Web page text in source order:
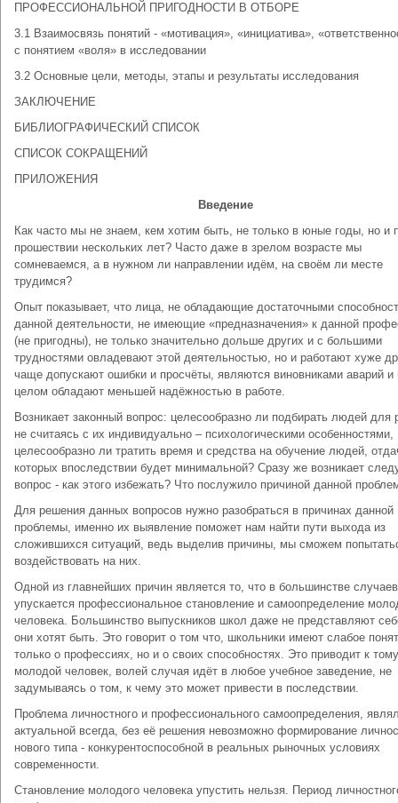
ПРОФЕССИОНАЛЬНОЙ ПРИГОДНОСТИ В ОТБОРЕ
3.1 Взаимосвязь понятий - «мотивация», «инициатива»,
с понятием «воля» в исследовании
3.2 Основные цели, методы, этапы и результаты исследования
ЗАКЛЮЧЕНИЕ
БИБЛИОГРАФИЧЕСКИЙ СПИСОК
СПИСОК СОКРАЩЕНИЙ
ПРИЛОЖЕНИЯ
Введение
Как часто мы не знаем, кем хотим быть, не только в юные годы, но и
прошествии нескольких лет? Часто даже в зрелом возрасте мы
сомневаемся, а в нужном ли направлении идём, на своём ли месте
трудимся?
Опыт показывает, что лица, не обладающие достаточными
данной деятельности, не имеющие «предназначения» к данной
(не пригодны), не только значительно дольше других и с большими
трудностями овладевают этой деятельностью, но и работают хуже
чаще допускают ошибки и просчёты, являются виновниками аварий и
целом обладают меньшей надёжностью в работе.
Возникает законный вопрос: целесообразно ли подбирать людей для
не считаясь с их индивидуально – психологическими особенностями,
целесообразно ли тратить время и средства на обучение людей,
которых впоследствии будет минимальной? Сразу же возникает
вопрос - как этого избежать? Что послужило причиной данной
Для решения данных вопросов нужно разобраться в причинах данной
проблемы, именно их выявление поможет нам найти пути выхода из
сложившихся ситуаций, ведь выделив причины, мы сможем
воздействовать на них.
Одной из главнейших причин является то, что в большинстве случаев
упускается профессиональное становление и самоопределение
человека. Большинство выпускников школ даже не представляют
они хотят быть. Это говорит о том что, школьники имеют слабое
только о профессиях, но и о своих способностях. Это приводит к
молодой человек, волей случая идёт в любое учебное заведение, не
задумываясь о том, к чему это может привести в последствии.
Проблема личностного и профессионального самоопределения,
актуальной всегда, без её решения невозможно формирование
нового типа - конкурентоспособной в реальных рыночных условиях
современности.
Становление молодого человека упустить нельзя. Период